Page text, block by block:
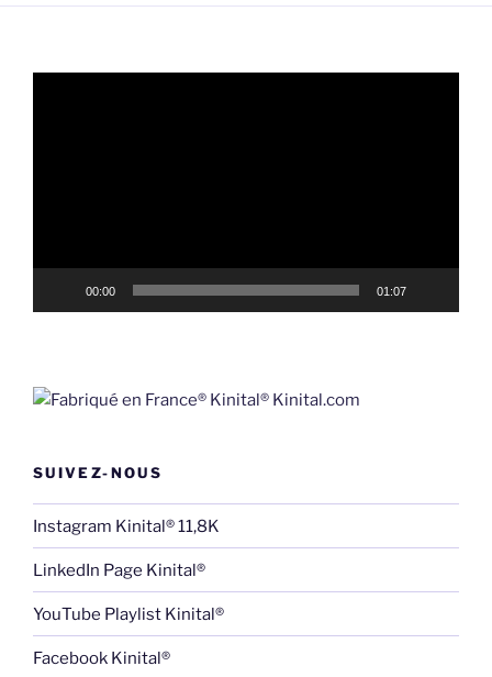
00:00 01:07
SUIVEZ-NOUS
Instagram Kinital® 11,8K
LinkedIn Page Kinital®
YouTube Playlist Kinital®
Facebook Kinital®